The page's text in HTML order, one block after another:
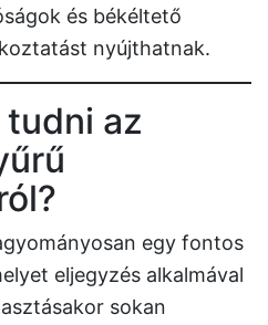
és békéltető
nyújthatnak.
az
egy fontos
eljegyzés alkalmával
sokan